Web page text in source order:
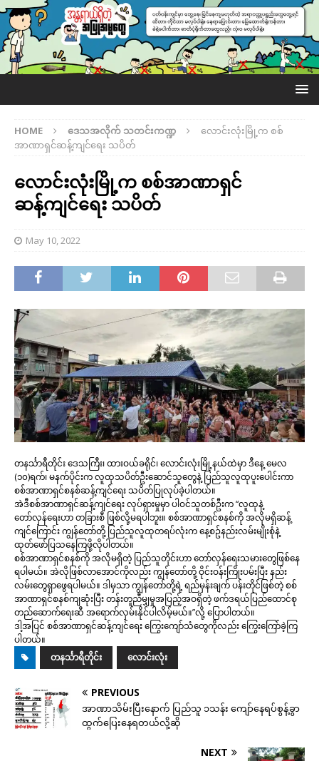
HOME ဒေသအလိုက် သတင်းကဏ္ဍ
လောင်းလုံးမြို့က စစ်
အာဏာရှင်ဆန့်ကျင်ရေး သပိတ်
လောင်းလုံးမြို့က စစ်အာဏာရှင်
ဆန့်ကျင်ရေး သပိတ်
May 10, 2022
တနင်္သာရီတိုင်း ဒေသကြီး၊ ထားဝယ်ခရိုင်၊ လောင်းလုံးမြို့နယ်ထဲမှာ ဒီနေ့ မေလ
(၁၀)ရက်၊ မနက်ပိုင်းက လူထုသပိတ်ဦးဆောင်သူတွေနဲ့ ပြည်သူလူထုပူးပေါင်းကာ
စစ်အာဏာရှင်စနစ်ဆန့်ကျင်ရေး သပိတ်ပြုလုပ်ခဲ့ပါတယ်။
အဲဒီစစ်အာဏာရှင်ဆန့်ကျင်ရေး လုပ်ရှားမှုမှာ ပါဝင်သူတစ်ဦးက “လူထုနဲ့
တော်လှန်ရေးဟာ တခြားစီ ဖြစ်လို့မရပါဘူး။ စစ်အာဏာရှင်စနစ်ကို အလိုမရှိဆန့်
ကျင်ကြောင်း ကျွန်တော်တို့ ပြည်သူလူထုတရပ်လုံးက နေ့စဥ်နည်းလမ်းမျိုးစုံနဲ့
ထုတ်ဖော်ပြသနေကြဖို့လိုပါတယ်။
စစ်အာဏာရှင်စနစ်ကို အလိုမရှိတဲ့ ပြည်သူတိုင်းဟာ တော်လှန်ရေးသမားတွေဖြစ်နေ
ရပါမယ်။ အဲလိုဖြစ်လာအောင်ကိုလည်း ကျွန်တော်တို့ ဝိုင်းဝန်းကြိုးပမ်းပြီး နည်း
လမ်းတွေရှာဖွေရပါမယ်။ ဒါမှသာ ကျွန်တော်တို့ရဲ့ ရည်မှန်းချက် ပန်းတိုင်ဖြစ်တဲ့ စစ်
အာဏာရှင်စနစ်ကျဆုံးပြီး တန်းတူညီမျှမှုအပြည့်အဝရှိတဲ့ ဖက်ဒရယ်ပြည်ထောင်စု
တည်ဆောက်ရေးဆီ အရောက်လှမ်းနိုင်ပါလိမ့်မယ်။”လို့ ပြောပါတယ်။
ဒါ့အပြင် စစ်အာဏာရှင်ဆန့်ကျင်ရေး ကြွေးကျော်သံတွေကိုလည်း ကြွေးကြော်ခဲ့ကြ
ပါတယ်။
တနင်္သာရီတိုင်း
လောင်းလုံး
PREVIOUS
အာဏာသိမ်းပြီးနောက် ပြည်သူ ၁သန်း ကျော်နေရပ်စွန့်ခွာ
ထွက်ပြေးနေရတယ်လို့ဆို
NEXT